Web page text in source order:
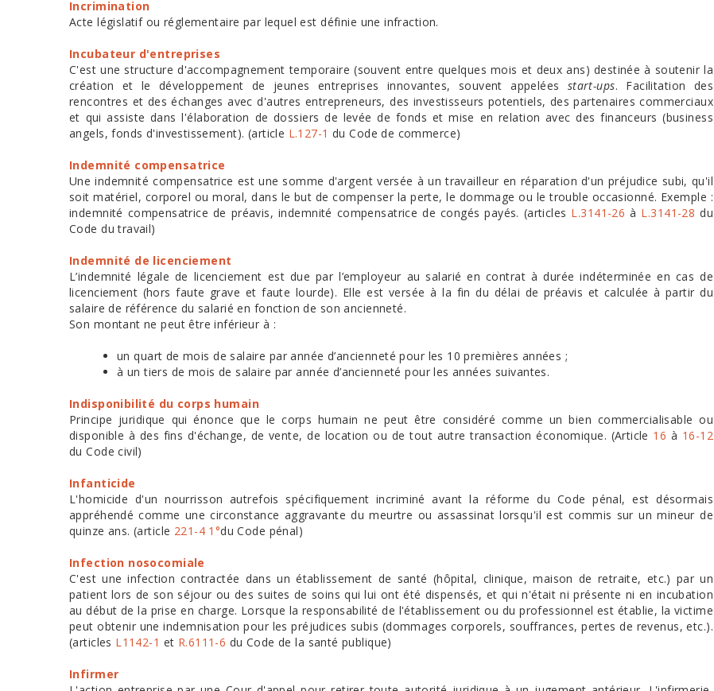
Incrimination
Acte législatif ou réglementaire par lequel est définie une infraction.
Incubateur d'entreprises
C'est une structure d'accompagnement temporaire (souvent entre quelques mois et deux ans) destinée à soutenir la
création et le développement de jeunes entreprises innovantes, souvent appelées start-ups. Facilitation des
rencontres et des échanges avec d'autres entrepreneurs, des investisseurs potentiels, des partenaires commerciaux
et qui assiste dans l'élaboration de dossiers de levée de fonds et mise en relation avec des financeurs (business
angels, fonds d'investissement). (article L.127-1 du Code de commerce)
Indemnité compensatrice
Une indemnité compensatrice est une somme d'argent versée à un travailleur en réparation d'un préjudice subi, qu'il
soit matériel, corporel ou moral, dans le but de compenser la perte, le dommage ou le trouble occasionné. Exemple :
indemnité compensatrice de préavis, indemnité compensatrice de congés payés. (articles L.3141-26 à L.3141-28 du
Code du travail)
Indemnité de licenciement
L’indemnité légale de licenciement est due par l’employeur au salarié en contrat à durée indéterminée en cas de
licenciement (hors faute grave et faute lourde). Elle est versée à la fin du délai de préavis et calculée à partir du
salaire de référence du salarié en fonction de son ancienneté.
Son montant ne peut être inférieur à :
un quart de mois de salaire par année d’ancienneté pour les 10 premières années ;
à un tiers de mois de salaire par année d’ancienneté pour les années suivantes.
Indisponibilité du corps humain
Principe juridique qui énonce que le corps humain ne peut être considéré comme un bien commercialisable ou
disponible à des fins d'échange, de vente, de location ou de tout autre transaction économique. (Article 16 à 16-12
du Code civil)
Infanticide
L'homicide d'un nourrisson autrefois spécifiquement incriminé avant la réforme du Code pénal, est désormais
appréhendé comme une circonstance aggravante du meurtre ou assassinat lorsqu'il est commis sur un mineur de
quinze ans. (article 221-4 1°du Code pénal)
Infection nosocomiale
C'est une infection contractée dans un établissement de santé (hôpital, clinique, maison de retraite, etc.) par un
patient lors de son séjour ou des suites de soins qui lui ont été dispensés, et qui n'était ni présente ni en incubation
au début de la prise en charge. Lorsque la responsabilité de l'établissement ou du professionnel est établie, la victime
peut obtenir une indemnisation pour les préjudices subis (dommages corporels, souffrances, pertes de revenus, etc.).
(articles L1142-1 et R.6111-6 du Code de la santé publique)
Infirmer